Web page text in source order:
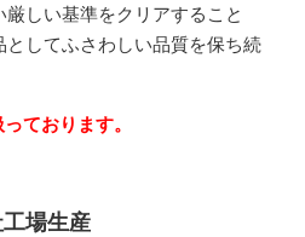
しい基準をクリアすること
してふさわしい品質を保ち続
ております。
場生産